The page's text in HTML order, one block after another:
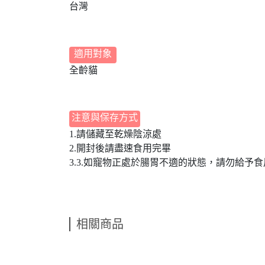
台灣
適用對象
全齡貓
注意與保存方式
1.請儲藏至乾燥陰涼處
2.開封後請盡速食用完畢
3.3.如寵物正處於腸胃不適的狀態，請勿給予食
相關商品